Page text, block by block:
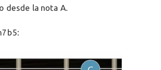
desde la nota A.